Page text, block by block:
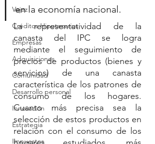
Vejez
Créditos Hipotecarios
Empresas
Adquisiciones
Comunidad
Desarrollo personal
Innovación
Estrategia
Impuestos
en la economía nacional.
La representatividad de la
canasta del IPC se logra
mediante el seguimiento de
precios de productos (bienes y
servicios) de una canasta
característica de los patrones de
consumo de los hogares.
Cuanto más precisa sea la
selección de estos productos en
relación con el consumo de los